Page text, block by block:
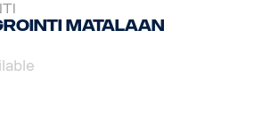
matalaan